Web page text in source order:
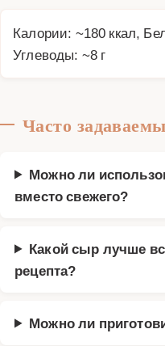
Калории: ~180 ккал,
Углеводы: ~8 г
Часто
Можно ли
вместо свежего?
Какой сыр лучше
рецепта?
Можно ли